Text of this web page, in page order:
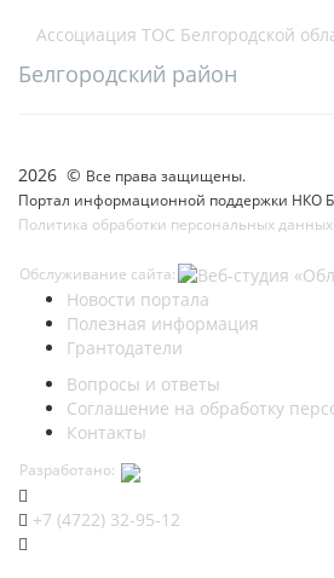
Ассоциация ТОС Белгородской
Белгородский район
2026 © Все права защищены.
Портал информационной поддержки НКО
Политика обработки персональных
Обслуживание сайта:
Новости портала
Полезная информация
Грантодатели
Вопросы и ответы
Соглашение на обработку
Контакты
Разработано:
+7 (4722) 32-95-12